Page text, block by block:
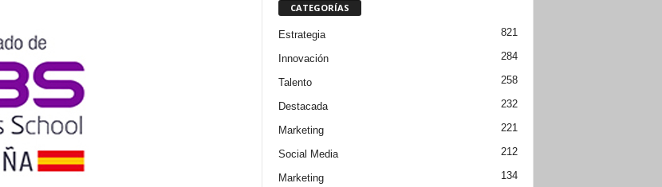
CATEGORÍAS
Estrategia 821
Innovación 284
Talento 258
Destacada 232
Marketing 221
Social Media 212
Marketing 134